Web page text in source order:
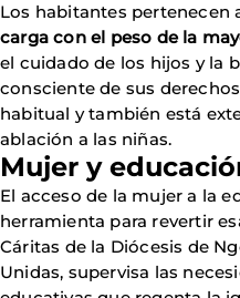
Los habitantes pertenecen
carga con el peso de la
el cuidado de los hijos y la
consciente de sus
habitual y también está
ablación a las niñas.
Mujer y
El acceso de la mujer a la
herramienta para revertir
Cáritas de la Diócesis de
Unidas, supervisa las